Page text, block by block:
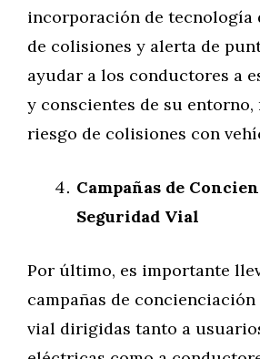
incorporación de tecnología
de colisiones y alerta de
ayudar a los conductores a
y conscientes de su
riesgo de colisiones con
Campañas de
Seguridad Vial
Por último, es importante
campañas de
vial dirigidas tanto a